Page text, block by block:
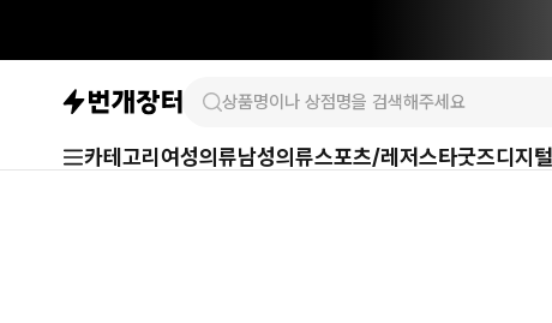
카테고리 여성의류남성의류스포츠/레저스타굿즈디지털